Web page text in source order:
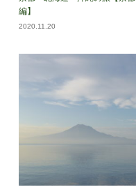
編】
2020.11.20